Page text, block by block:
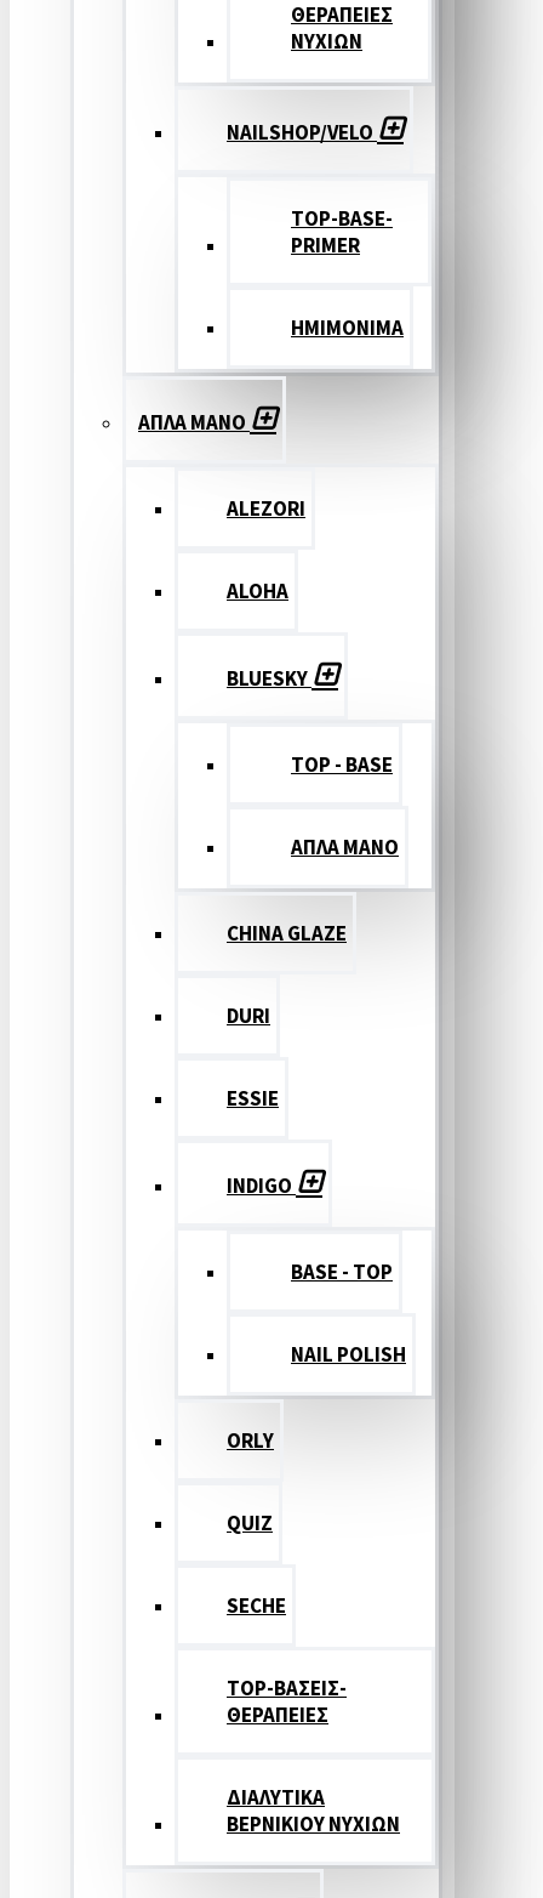
ΘΕΡΑΠΕΙΕΣ
ΝΥΧΙΩΝ
NAILSHOP/VELO
TOP-BASE-
PRIMER
ΗΜΙΜΟΝΙΜΑ
ΑΠΛΑ ΜΑΝΟ
ALEZORI
ALOHA
BLUESKY
TOP - BASE
ΑΠΛΑ ΜΑΝΟ
CHINA GLAZE
DURI
ESSIE
INDIGO
BASE - TOP
NAIL POLISH
ORLY
QUIZ
SECHE
TOP-ΒΑΣΕΙΣ-
ΘΕΡΑΠΕΙΕΣ
ΔΙΑΛΥΤΙΚΑ
ΒΕΡΝΙΚΙΟΥ ΝΥΧΙΩΝ